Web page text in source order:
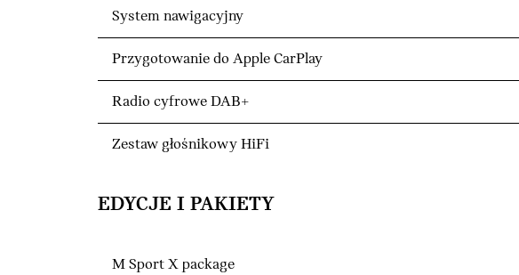
System nawigacyjny
Przygotowanie do Apple CarPlay
Radio cyfrowe DAB+
Zestaw głośnikowy HiFi
EDYCJE I PAKIETY
M Sport X package